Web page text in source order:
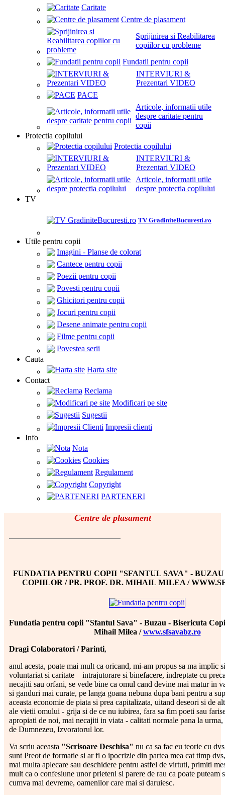
Caritate
Centre de plasament
Sprijinirea si Reabilitarea
copiilor cu probleme
Fundatii pentru copii
INTERVIURI &
Prezentari VIDEO
PACE
Articole, informatii utile
despre caritate pentru
copii
Protectia copilului
Protectia copilului
INTERVIURI &
Prezentari VIDEO
Articole, informatii utile
despre protectia copilului
TV
TV GradiniteBucuresti.ro
Utile pentru copii
Imagini - Planse de colorat
Cantece pentru copii
Poezii pentru copii
Povesti pentru copii
Ghicitori pentru copii
Jocuri pentru copii
Desene animate pentru copii
Filme pentru copii
Povestea serii
Cauta
Harta site
Contact
Reclama
Modificari pe site
Sugestii
Impresii clienti
Info
Nota
Cookies
Regulament
Copyright
PARTENERI
Centre de plasament
FUNDATIA PENTRU COPII "SFANTUL SAVA" -
COPIILOR / PR. PROF. DR. MIHAIL MILEA /
Fundatia pentru copii "Sfantul Sava" - Buzau - Bisericuta
Mihail Milea /www.sfsavabz.ro
Dragi Colaboratori / Parinti,
anul acesta, poate mai mult ca oricand, mi-am propus sa ma implic
voluntariat si caritate – intrajutorare si binefacere, indreptate cu
necajiti sau orfani, se vede bine ca omul cand devine mai matur in
si ganduri mai curate, pe langa goana nebuna dupa bani pentru a
aceasta economie de piata si prea capitalizata, uitand deseori si de
ale vietii omului - grija si de ce nu iubirea, fara sa fim poeti sau
apropiati de noi, mai necajiti in viata - calitati normale pana la
de Dumnezeu, Izvoratorul lor.
Va scriu aceasta "Scrisoare Deschisa" nu ca sa fac eu teorie cu
sunt Preot de formatie si ar fi o ipocrizie din partea mea cat timp
mai multa aplecare sau deschidere pentru astfel de virtuti, primiti
mult ca o confesiune unor prieteni si parere de rau ca poate puteam
cumva mai devreme, oamenilor care mai si daruiesc.